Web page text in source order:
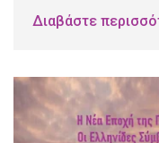
Διαβάστε